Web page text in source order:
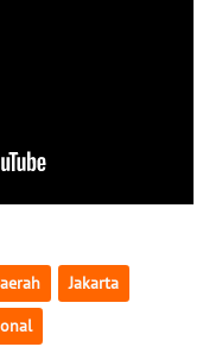
Jakarta